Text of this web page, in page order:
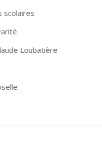
scolaires
Loubatière